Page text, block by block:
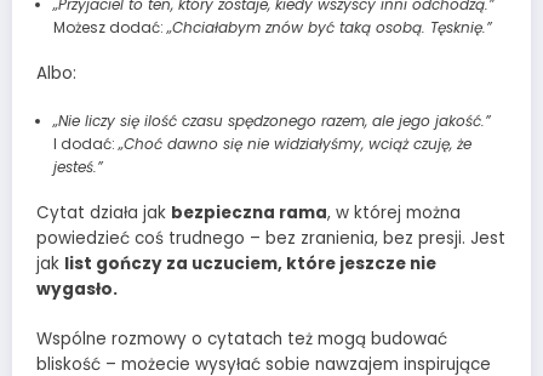
„Przyjaciel to ten, który zostaje, kiedy wszyscy inni odchodzą.”
Możesz dodać:„Chciałabym znów być taką osobą. Tęsknię.”
Albo:
„Nie liczy się ilość czasu spędzonego razem, ale jego jakość.”
I dodać:„Choć dawno się nie widziałyśmy, wciąż czuję, że
jesteś.”
Cytat działa jak bezpieczna rama, w której można
powiedzieć coś trudnego – bez zranienia, bez presji. Jest
jak list gończy za uczuciem, które jeszcze nie
wygasło.
Wspólne rozmowy o cytatach też mogą budować
bliskość – możecie wysyłać sobie nawzajem inspirujące